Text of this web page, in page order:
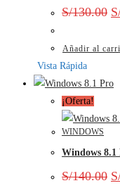
S/130.00
Añadir al
Vista Rápida
¡Oferta!
WINDOWS
Windows 8.1
S/140.00